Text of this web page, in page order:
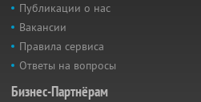
Публикации о нас
Вакансии
Правила сервиса
Ответы на вопросы
Бизнес-Партнёрам